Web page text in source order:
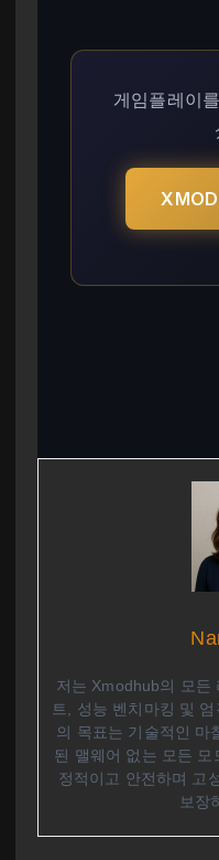
게임플레이
저는 Xmodhub의 모든
트, 성능 벤치마킹 및
의 목표는 기술적인 마
된 맬웨어 없는 모든
정적이고 안전하며 고
보장